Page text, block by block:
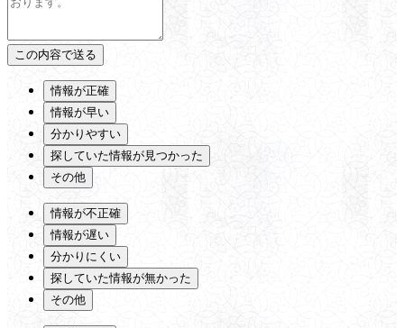
情報が正確
情報が早い
分かりやすい
探していた情報が見つかった
その他
情報が不正確
情報が遅い
分かりにくい
探していた情報が無かった
その他